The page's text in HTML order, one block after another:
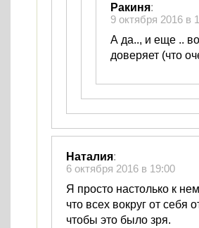
Ракиня:
9 октября 2016 в
А да.., и еще ..
доверяет (что
Наталия:
6 октября 2016 в 19:00
Я просто настолько к
что всех вокруг от себя
чтобы это было зря.